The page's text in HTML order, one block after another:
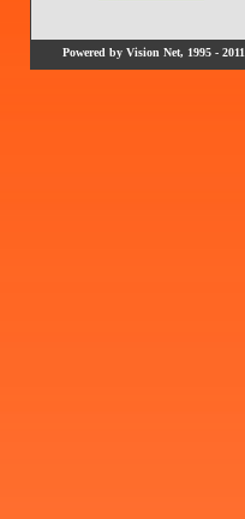
Powered by Vision Net, 1995 - 2011